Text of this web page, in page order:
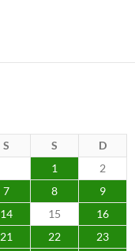
S S
D
1
2
7 8
9
14 15
16
21 22
23